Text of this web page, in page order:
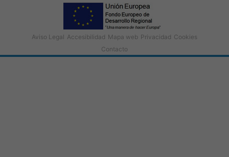
Aviso Legal Accesibilidad Mapa web Privacidad Cookies
Contacto